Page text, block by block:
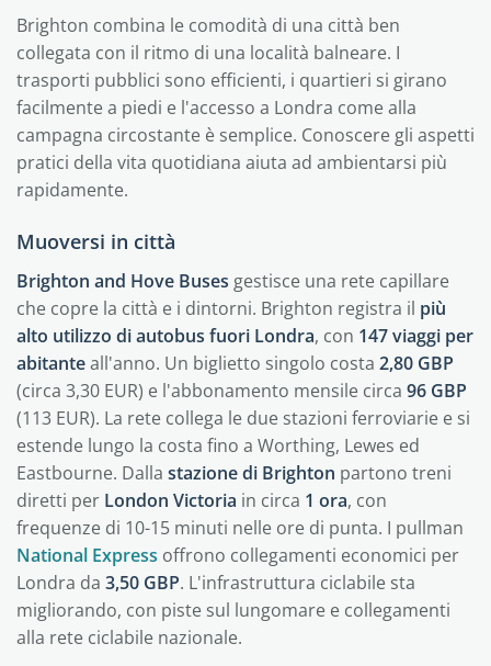
Brighton combina le comodità di una città ben
collegata con il ritmo di una località balneare. I
trasporti pubblici sono efficienti, i quartieri si girano
facilmente a piedi e l'accesso a Londra come alla
campagna circostante è semplice. Conoscere gli aspetti
pratici della vita quotidiana aiuta ad ambientarsi più
rapidamente.
Muoversi in città
Brighton and Hove Buses gestisce una rete capillare
che copre la città e i dintorni. Brighton registra il più
alto utilizzo di autobus fuori Londra, con 147 viaggi per
abitanteall'anno. Un biglietto singolo costa 2,80 GBP
(circa 3,30 EUR) e l'abbonamento mensile circa 96 GBP
(113 EUR). La rete collega le due stazioni ferroviarie e si
estende lungo la costa fino a Worthing, Lewes ed
Eastbourne. Dalla stazione di Brighton partono treni
diretti per London Victoria in circa 1 ora, con
frequenze di 10-15 minuti nelle ore di punta. I pullman
National Express offrono collegamenti economici per
Londra da 3,50 GBP. L'infrastruttura ciclabile sta
migliorando, con piste sul lungomare e collegamenti
alla rete ciclabile nazionale.